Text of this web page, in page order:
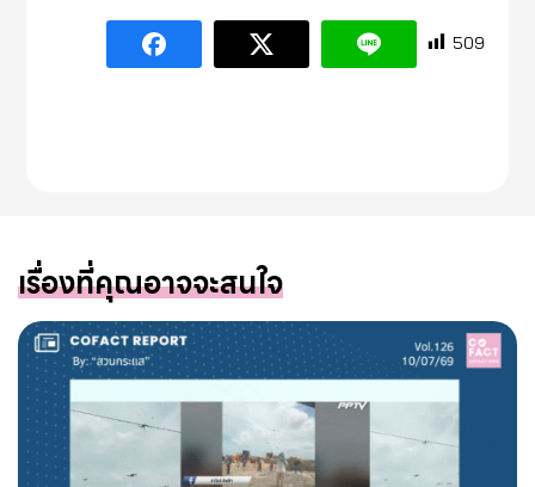
509
เรื่องที่คุณอาจจะสนใจ